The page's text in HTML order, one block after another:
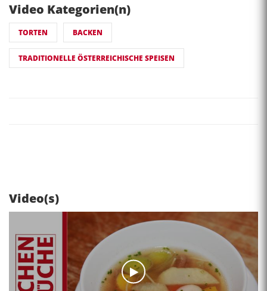
Video Kategorien(n)
TORTEN BACKEN
TRADITIONELLE ÖSTERREICHISCHE SPEISEN
Video(s)